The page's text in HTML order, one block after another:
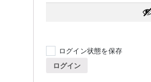
須
ログイン状態を保存
ログイン